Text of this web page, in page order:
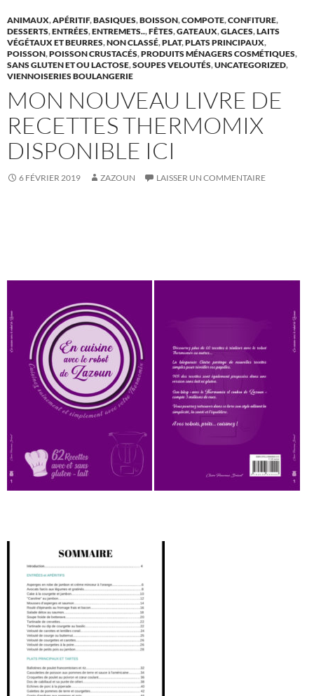
ANIMAUX,APÉRITIF,BASIQUES,BOISSON,COMPOTE,CONFITURE,
DESSERTS,ENTRÉES,ENTREMETS..,FÊTES,GATEAUX,GLACES,LAITS
VÉGÉTAUX ET BEURRES,NON CLASSÉ,PLAT,PLATS PRINCIPAUX,
POISSON,POISSON CRUSTACÉS,PRODUITS MÉNAGERS COSMÉTIQUES,
SANS GLUTEN ET OU LACTOSE,SOUPES VELOUTÉS,UNCATEGORIZED,
VIENNOISERIES BOULANGERIE
MON NOUVEAU LIVRE DE
RECETTES THERMOMIX
DISPONIBLE ICI
6 FÉVRIER 2019 ZAZOUN LAISSER UN COMMENTAIRE